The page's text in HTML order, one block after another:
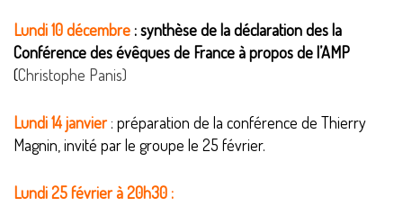
Lundi 10 décembre: synthèse de la déclaration des la
Conférence des évêques de France à propos de l’AMP
(Christophe Panis)
Lundi 14 janvier : préparation de la conférence de Thierry
Magnin, invité par le groupe le 25 février.
Lundi 25 févrierà 20h30 :